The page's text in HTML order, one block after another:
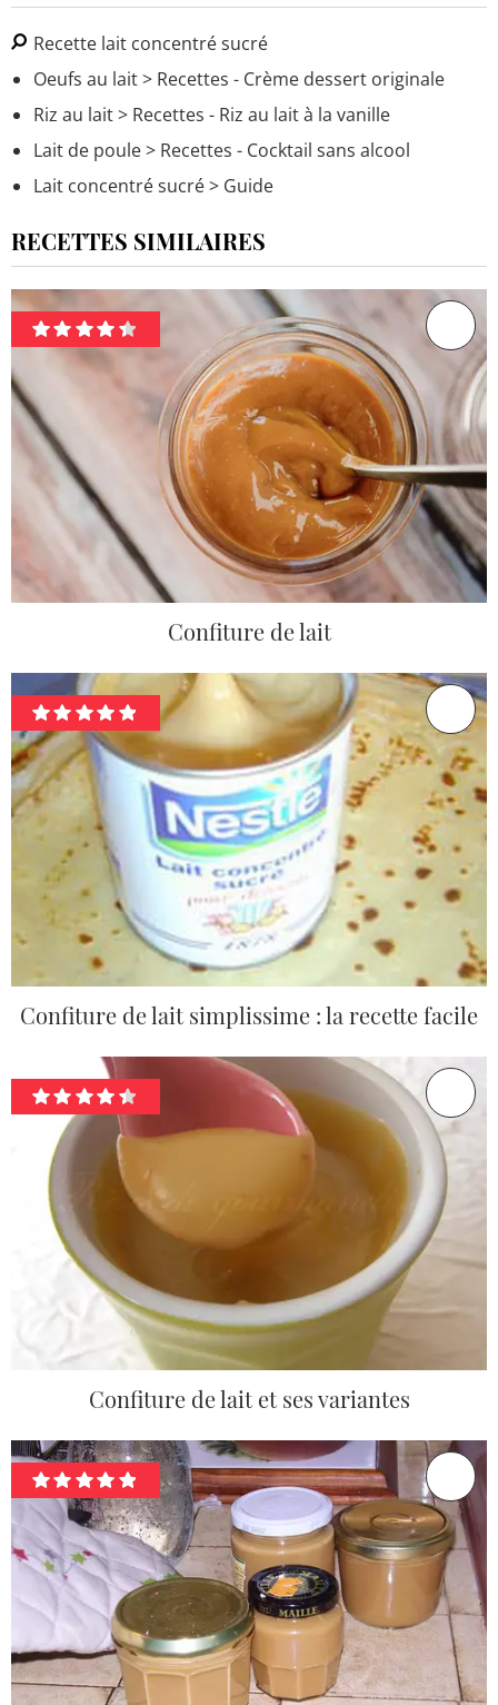
Recette lait concentré sucré
Oeufs au lait> Recettes - Crème dessert originale
Riz au lait> Recettes - Riz au lait à la vanille
Lait de poule> Recettes - Cocktail sans alcool
Lait concentré sucré> Guide
RECETTES SIMILAIRES
Confiture de lait
Confiture de lait simplissime : la recette facile
Confiture de lait et ses variantes